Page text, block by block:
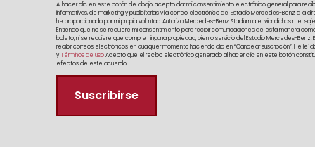
Al hacer clic en este botón de abajo, acepto dar mi consentimiento electrónico general para
informativas, de marketing y publicitarias vía correo electrónico del Estadio Mercedes-Benz a la
he proporcionado por mi propia voluntad. Autorizo Mercedes-Benz Stadium a enviar dichos
Entiendo que no se requiere mi consentimiento para recibir comunicaciones de esta manera
boleto, ni se requiere que compre ninguna propiedad, bien o servicio del Estadio Mercedes-Benz.
recibir correos electrónicos en cualquier momento haciendo clic en “Cancelar suscripción”. He
yTérminos de usoAcepto que el recibo electrónico generado al hacer clic en este botón
efectos de este acuerdo.